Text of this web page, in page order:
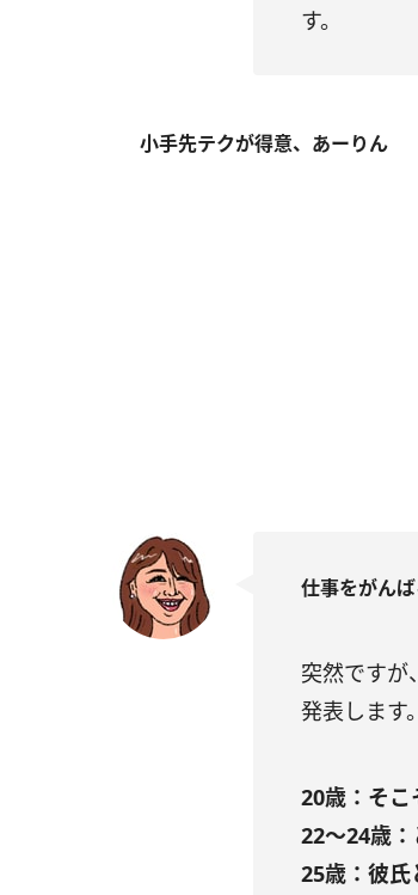
す。
小手先テクが得意、あーりん
仕事をがん
突然ですが
発表します。
20歳：そこ
22～24歳
25歳：彼氏